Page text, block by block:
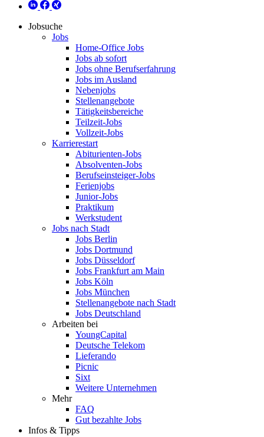
Jobsuche
Jobs
Home-Office Jobs
Jobs ab sofort
Jobs ohne Berufserfahrung
Jobs im Ausland
Nebenjobs
Stellenangebote
Tätigkeitsbereiche
Teilzeit-Jobs
Vollzeit-Jobs
Karrierestart
Abiturienten-Jobs
Absolventen-Jobs
Berufseinsteiger-Jobs
Ferienjobs
Junior-Jobs
Praktikum
Werkstudent
Jobs nach Stadt
Jobs Berlin
Jobs Dortmund
Jobs Düsseldorf
Jobs Frankfurt am Main
Jobs Köln
Jobs München
Stellenangebote nach Stadt
Jobs Deutschland
Arbeiten bei
YoungCapital
Deutsche Telekom
Lieferando
Picnic
Sixt
Weitere Unternehmen
Mehr
FAQ
Gut bezahlte Jobs
Infos & Tipps